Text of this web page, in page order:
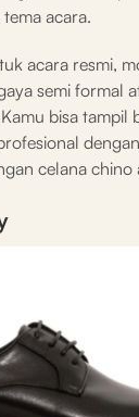
acara.
acara resmi,
semi formal
bisa tampil
dengan
celana chino